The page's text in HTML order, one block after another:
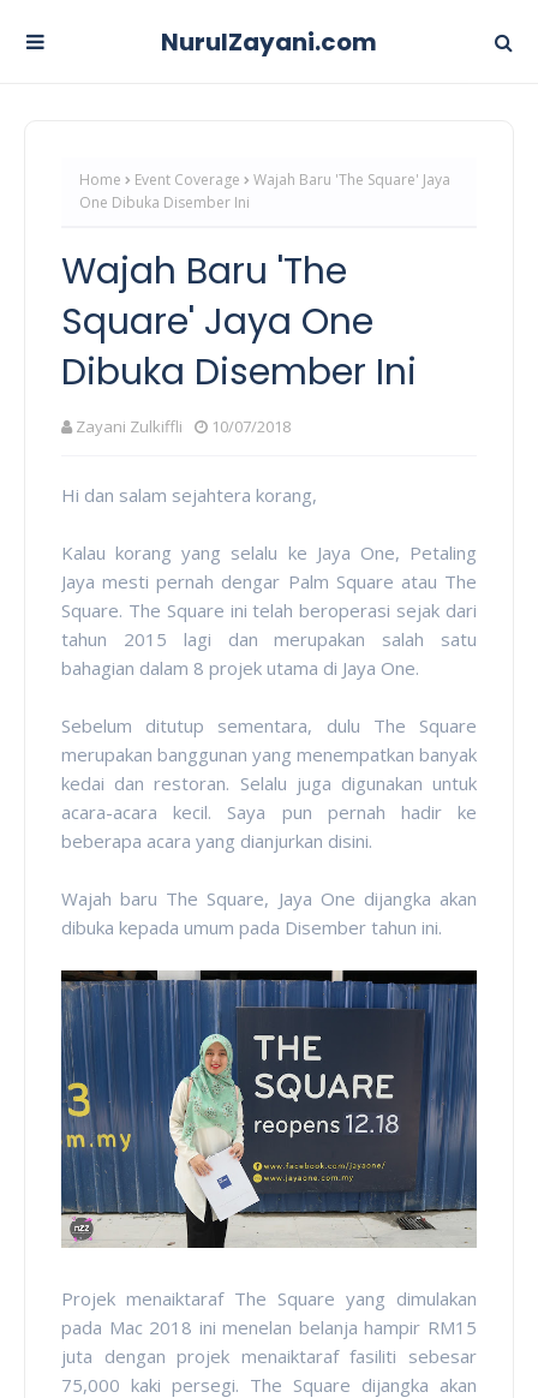
NurulZayani.com
Home Event Coverage
Wajah Baru 'The Square' Jaya
One Dibuka Disember Ini
Wajah Baru 'The
Square' Jaya One
Dibuka Disember Ini
Zayani Zulkiffli 10/07/2018
Hi dan salam sejahtera korang,
Kalau korang yang selalu ke Jaya One, Petaling
Jaya mesti pernah dengar Palm Square atau The
Square. The Square ini telah beroperasi sejak dari
tahun 2015 lagi dan merupakan salah satu
bahagian dalam 8 projek utama di Jaya One.
Sebelum ditutup sementara, dulu The Square
merupakan banggunan yang menempatkan banyak
kedai dan restoran. Selalu juga digunakan untuk
acara-acara kecil. Saya pun pernah hadir ke
beberapa acara yang dianjurkan disini.
Wajah baru The Square, Jaya One dijangka akan
dibuka kepada umum pada Disember tahun ini.
Projek menaiktaraf The Square yang dimulakan
pada Mac 2018 ini menelan belanja hampir RM15
juta dengan projek menaiktaraf fasiliti sebesar
75,000 kaki persegi. The Square dijangka akan